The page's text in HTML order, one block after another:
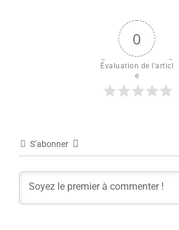
0
Évaluation de l'articl
e
S’abonner